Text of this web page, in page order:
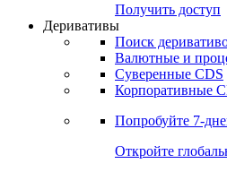
Получить доступ
Деривативы
Поиск
Валютные и
Суверенные CDS
Корпоративные
Попробуйте 7-
Откройте